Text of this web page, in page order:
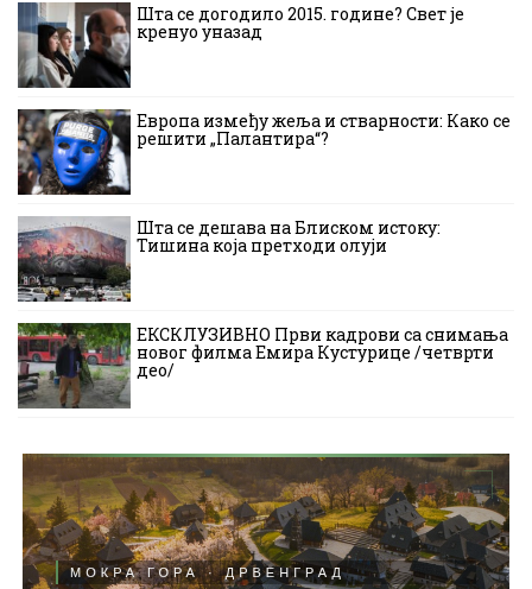
Шта се догодило 2015. године? Свет је
кренуо уназад
Европа између жеља и стварности: Како се
решити „Палантира“?
Шта се дешава на Блиском истоку:
Тишина која претходи олуји
ЕКСКЛУЗИВНО Први кадрови са снимања
новог филма Емира Кустурице /четврти
део/